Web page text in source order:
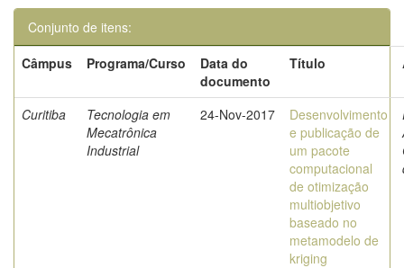
Conjunto de itens:
Câmpus
Programa/Curso
Data do
documento
Título
Curitiba
Tecnologia em
Mecatrônica
Industrial
24-Nov-2017
Desenvolvimento
e publicação de
um pacote
computacional
de otimização
multiobjetivo
baseado no
metamodelo de
kriging